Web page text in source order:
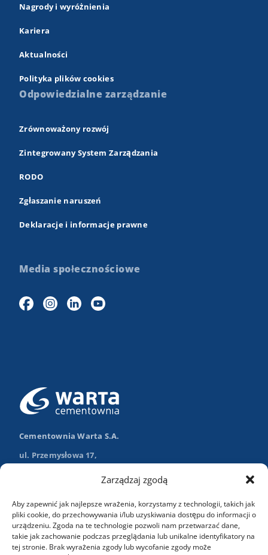
Zarządzaj zgodą
Aby zapewnić jak najlepsze wrażenia, korzystamy z technologii, takich jak
pliki cookie, do przechowywania i/lub uzyskiwania dostępu do informacji o
urządzeniu. Zgoda na te technologie pozwoli nam przetwarzać dane,
takie jak zachowanie podczas przeglądania lub unikalne identyfikatory na
tej stronie. Brak wyrażenia zgody lub wycofanie zgody może
Nagrody i wyróżnienia
Kariera
Aktualności
Polityka plików cookies
Odpowiedzialne zarządzanie
Zrównoważony rozwój
Zintegrowany System Zarządzania
RODO
Zgłaszanie naruszeń
Deklaracje i informacje prawne
Media społecznościowe
Cementownia Warta S.A.
ul. Przemysłowa 17,
Nawiguj w Google Maps
+48 (43) 84 13 003
info@wartasa.com.pl